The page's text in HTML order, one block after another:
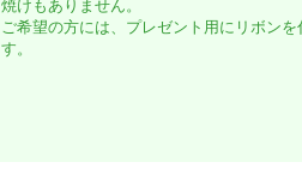
焼けもありません。
ご希望の方には、プレゼント用にリボンを
す。